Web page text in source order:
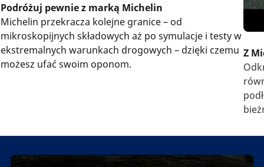
Podróżuj pewnie z marką Michelin
Michelin przekracza kolejne granice – od
mikroskopijnych składowych aż po symulacje i testy w
ekstremalnych warunkach drogowych – dzięki czemu
możesz ufać swoim oponom.
Z